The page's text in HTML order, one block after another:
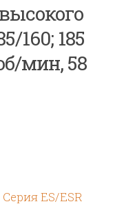
160; 185
мин, 58
Серия ES/ESR